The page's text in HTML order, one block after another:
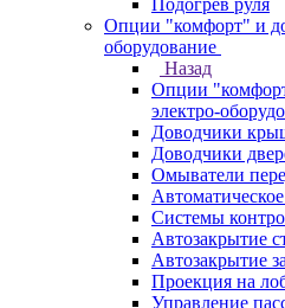
Подогрев руля
Опции "комфорт" и
оборудование
Назад
Опции
электро-
Доводчики
Доводчики
Омыватели
Системы
Автозакрытие
Автозакрытие
Проекция на
Управление